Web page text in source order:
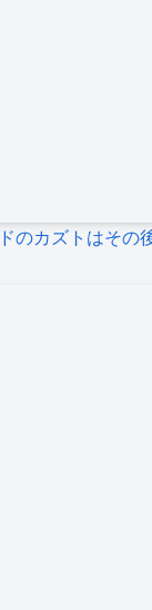
のカズトはその